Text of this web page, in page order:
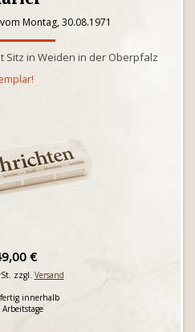
Montag, 30.08.1971
Sitz in Weiden in der Oberpfalz
€
zzgl. Versand
innerhalb
Arbeitstage